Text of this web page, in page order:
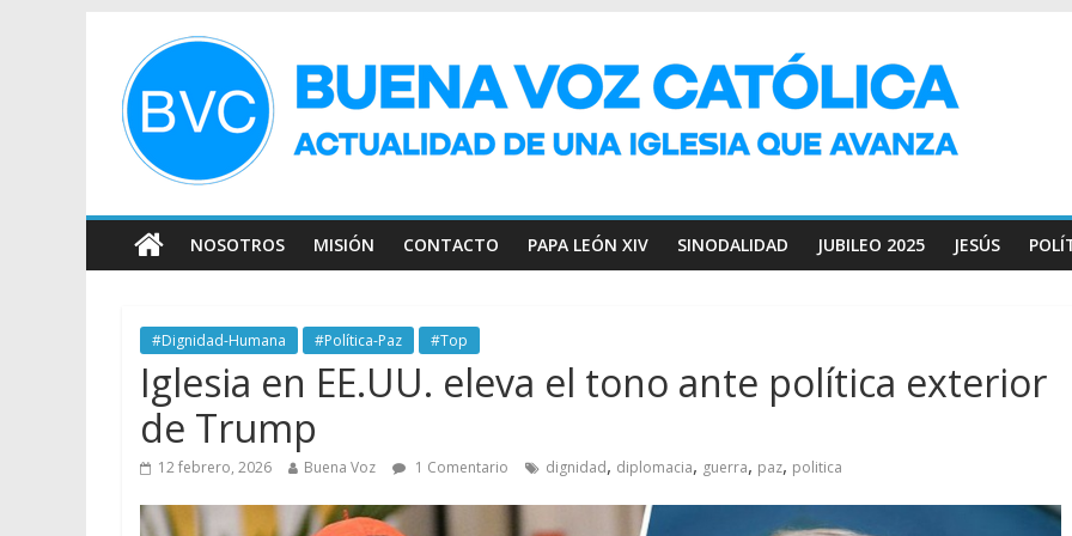
NOSOTROS MISIÓN CONTACTO PAPA LEÓN XIV SINODALIDAD JUBILEO 2025 JESÚS
#Dignidad-Humana #Política-Paz #Top
Iglesia en EE.UU. eleva el tono ante política exterior
de Trump
12 febrero, 2026 Buena Voz 1 Comentario dignidad, diplomacia, guerra, paz, politica